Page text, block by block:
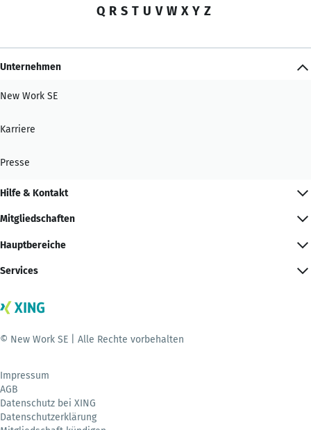
Q R S T U V W X Y Z
Unternehmen
New Work SE
Karriere
Presse
Hilfe & Kontakt
Mitgliedschaften
Hauptbereiche
Services
© New Work SE | Alle Rechte vorbehalten
Impressum
AGB
Datenschutz bei XING
Datenschutzerklärung